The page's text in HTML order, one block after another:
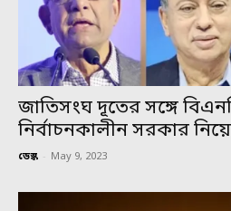
জাতিসংঘ দূতের সঙ্গে
নির্বাচনকালীন সরকার
ডেস্ক - May 9, 2023